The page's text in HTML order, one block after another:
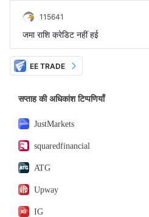
115641
जमा राशि क्रेडिट नहीं हुई
EE TRADE
सप्ताह की अधिकांश टिप्पणियाँ
JustMarkets
squaredfinancial
ATG
Upway
IG